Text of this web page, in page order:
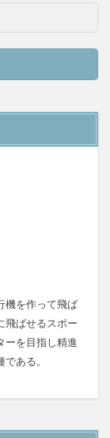
機を作って飛ば
飛ばせるスポー
ーを目指し精進
ある。